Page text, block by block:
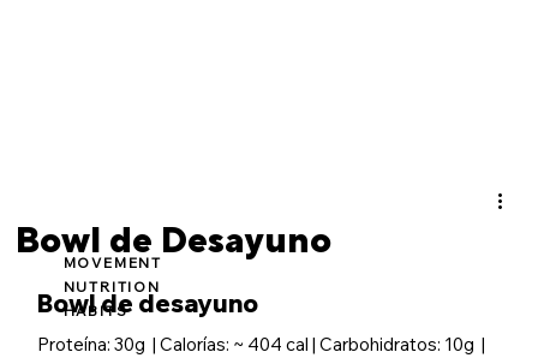
Bowl de Desayuno
Bowl de desayuno
Proteína: 30g  | Calorías: ~ 404 cal | Carbohidratos: 10g  |
MOVEMENT
NUTRITION
HABITS